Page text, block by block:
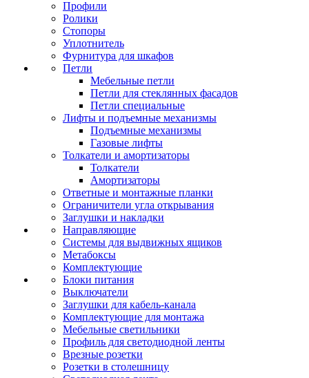
Профили
Ролики
Стопоры
Уплотнитель
Фурнитура для шкафов
Петли
Мебельные петли
Петли для стеклянных фасадов
Петли специальные
Лифты и подъемные механизмы
Подъемные механизмы
Газовые лифты
Толкатели и амортизаторы
Толкатели
Амортизаторы
Ответные и монтажные планки
Ограничители угла открывания
Заглушки и накладки
Направляющие
Системы для выдвижных ящиков
Метабоксы
Комплектующие
Блоки питания
Выключатели
Заглушки для кабель-канала
Комплектующие для монтажа
Мебельные светильники
Профиль для светодиодной ленты
Врезные розетки
Розетки в столешницу